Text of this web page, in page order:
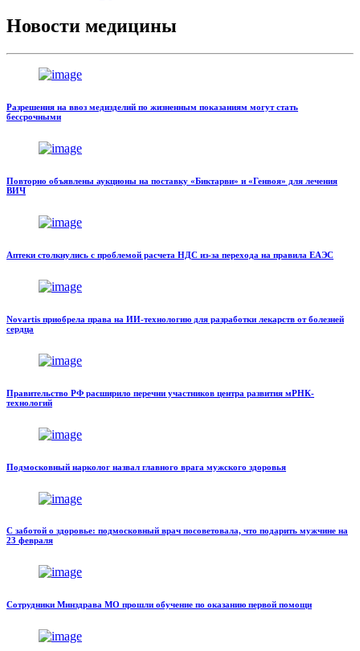
Новости медицины
Разрешения на ввоз медизделий по жизненным показаниям могут стать
бессрочными
Повторно объявлены аукционы на поставку «Биктарви» и «Генвоя» для лечения
ВИЧ
Аптеки столкнулись с проблемой расчета НДС из-за перехода на правила ЕАЭС
Novartis приобрела права на ИИ-технологию для разработки лекарств от болезней
сердца
Правительство РФ расширило перечни участников центра развития мРНК-
технологий
Подмосковный нарколог назвал главного врага мужского здоровья
С заботой о здоровье: подмосковный врач посоветовала, что подарить мужчине на
23 февраля
Сотрудники Минздрава МО прошли обучение по оказанию первой помощи